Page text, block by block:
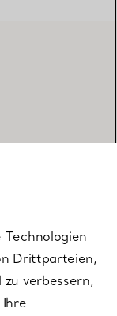
Drittparteien,
verbessern,